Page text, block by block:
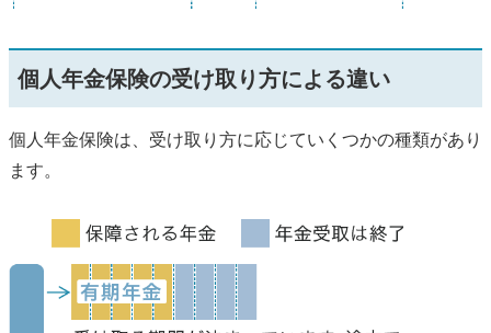
個人年金保険の受け取り方による違い
個人年金保険は、受け取り方に応じていくつかの種類があり
ます。